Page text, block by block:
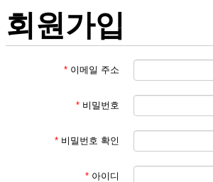
회원가입
* 이메일 주소
* 비밀번호
* 비밀번호 확인
* 아이디